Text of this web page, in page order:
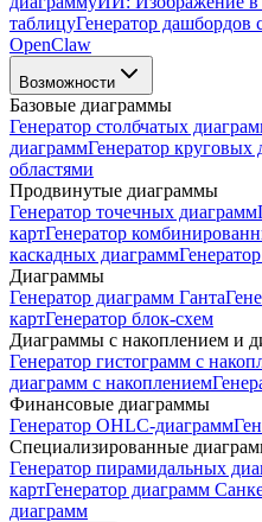
таблицуГенератор дашбордов
OpenClaw
Возможности
Базовые диаграммы
Генератор столбчатых
диаграммГенератор круговых
областями
Продвинутые диаграммы
Генератор точечных диаграмм
картГенератор
каскадных диаграмм
Диаграммы
Генератор диаграмм Ганта
картГенератор блок-схем
Диаграммы с накоплением и
Генератор гистограмм с
диаграмм с накоплением
Финансовые диаграммы
Генератор OHLC-диаграмм
Специализированные
Генератор пирамидальных
картГенератор диаграмм
диаграмм